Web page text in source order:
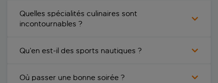
Quelles spécialités culinaires sont
incontournables ?
Qu’en est-il des sports nautiques ?
Où passer une bonne soirée ?